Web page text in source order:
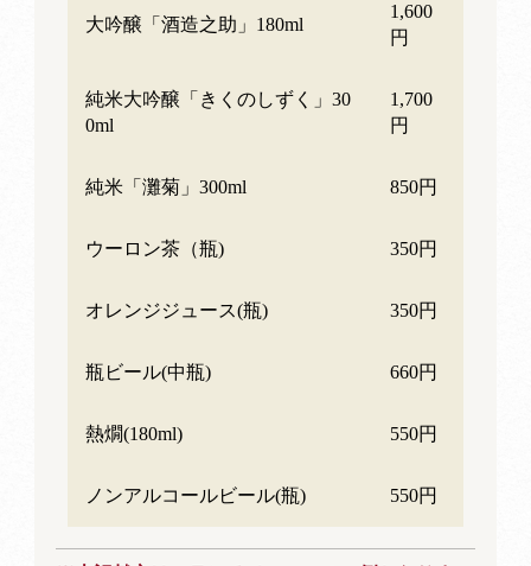
大吟醸「酒造之助」180ml
1,600
円
純米大吟醸「きくのしずく」30
0ml
1,700
円
純米「灘菊」300ml 850円
ウーロン茶（瓶) 350円
オレンジジュース(瓶) 350円
瓶ビール(中瓶) 660円
熱燗(180ml) 550円
ノンアルコールビール(瓶) 550円